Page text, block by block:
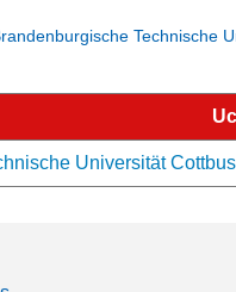
Technische
Universität